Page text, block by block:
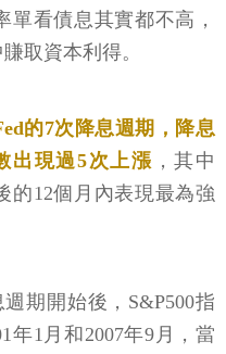
單看債息其實都不高，
取資本利得。
的7次降息週期，降息
出現過5次上漲 ，其中
的12個月內表現最為強
期開始後，S&P500指
年1月和2007年9月，當